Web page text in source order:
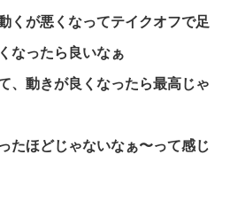
くが悪くなってテイクオフで足
なったら良いなぁ
、動きが良くなったら最高じゃ
たほどじゃないなぁ〜って感じ